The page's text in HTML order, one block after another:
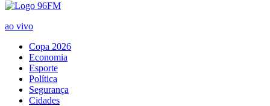
ao vivo
Copa 2026
Economia
Esporte
Política
Segurança
Cidades